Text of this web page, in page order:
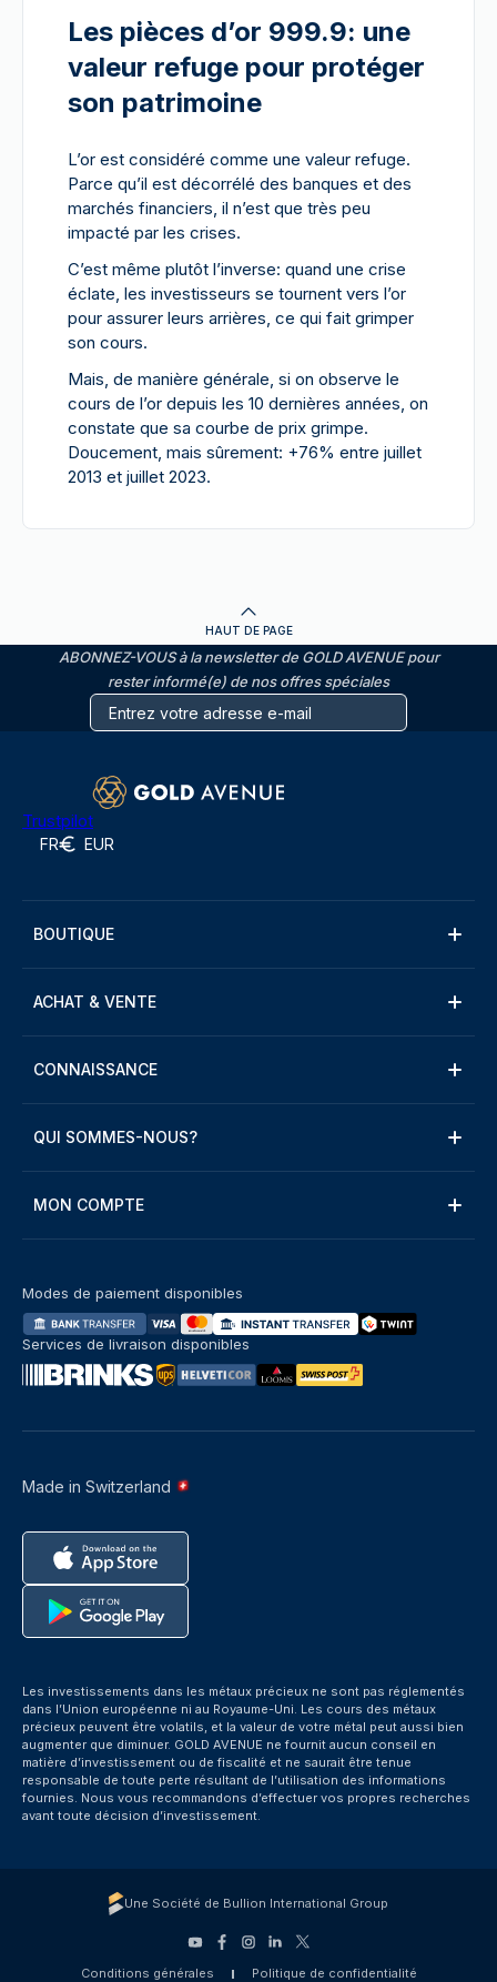
Les pièces d’or 999.9: une
valeur refuge pour protéger
son patrimoine
L’or est considéré comme une valeur refuge.
Parce qu’il est décorrélé des banques et des
marchés financiers, il n’est que très peu
impacté par les crises.
C’est même plutôt l’inverse: quand une crise
éclate, les investisseurs se tournent vers l’or
pour assurer leurs arrières, ce qui fait grimper
son cours.
Mais, de manière générale, si on observe le
cours de l’or depuis les 10 dernières années, on
constate que sa courbe de prix grimpe.
Doucement, mais sûrement: +76% entre juillet
2013 et juillet 2023.
HAUT DE PAGE
ABONNEZ-VOUS à la newsletter de GOLD AVENUE pour
rester informé(e) de nos offres spéciales
Trustpilot
FR EUR
BOUTIQUE
ACHAT & VENTE
CONNAISSANCE
QUI SOMMES-NOUS?
MON COMPTE
Made in Switzerland
Modes de paiement disponibles
Services de livraison disponibles
Les investissements dans les métaux précieux ne sont pas réglementés
dans l’Union européenne ni au Royaume-Uni. Les cours des métaux
précieux peuvent être volatils, et la valeur de votre métal peut aussi bien
augmenter que diminuer. GOLD AVENUE ne fournit aucun conseil en
matière d’investissement ou de fiscalité et ne saurait être tenue
responsable de toute perte résultant de l’utilisation des informations
fournies. Nous vous recommandons d’effectuer vos propres recherches
avant toute décision d’investissement.
Une Société de Bullion International Group
Conditions générales Politique de confidentialité